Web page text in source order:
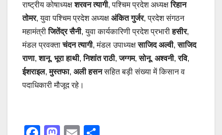
राष्ट्रीय कोषाध्यक्षशरवन त्यागी, पश्चिम प्रदेश अध्यक्षरिहान
तोमर, युवा पश्चिम प्रदेश अध्यक्ष अंकित गुर्जर, प्रदेश संगठन
महामंत्रीजितेंद्र सैनी, युवा कार्यकारिणी प्रदेश प्रभारीहसीर,
मंडल प्रवक्ताचंदन त्यागी, मंडल उपाध्यक्षसाजिद अल्वी,साजिद
राणा,शानू, भूरा हाथी,निशांत राठी,जग्गम,सोनू, अश्वनी,रवि,
ईशराइल,मुस्तफा, अली हसनसहित बड़ी संख्या में किसान व
पदाधिकारी मौजूद रहे।